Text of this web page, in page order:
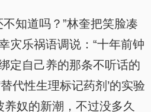
知道吗？”林奎把笑脸凑
灾乐祸语调说：“十年前钟
定自己养的那条不听话的
代性生理标记药剂’的实验
奴的新潮，不过没多久